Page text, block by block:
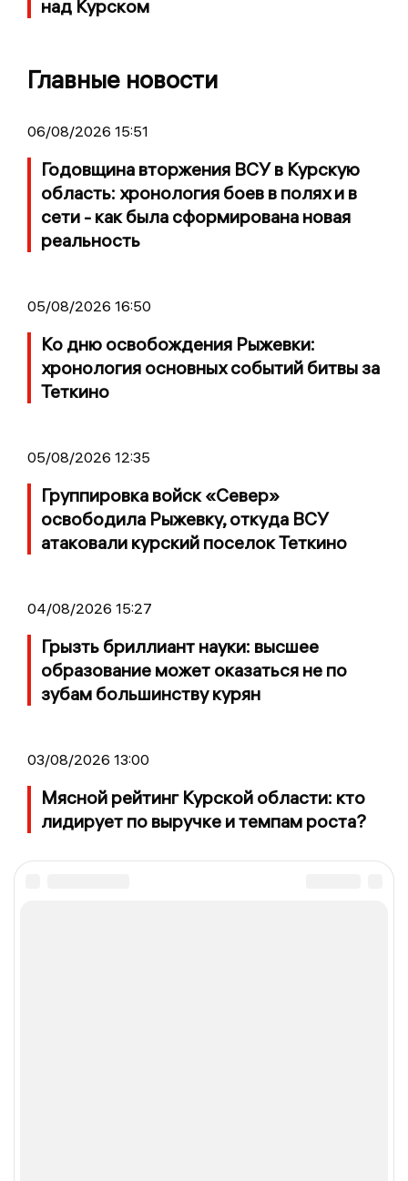
над Курском
Главные новости
06/08/2026 15:51
Годовщина вторжения ВСУ в Курскую
область: хронология боев в полях и в
сети - как была сформирована новая
реальность
05/08/2026 16:50
Ко дню освобождения Рыжевки:
хронология основных событий битвы за
Теткино
05/08/2026 12:35
Группировка войск «Север»
освободила Рыжевку, откуда ВСУ
атаковали курский поселок Теткино
04/08/2026 15:27
Грызть бриллиант науки: высшее
образование может оказаться не по
зубам большинству курян
03/08/2026 13:00
Мясной рейтинг Курской области: кто
лидирует по выручке и темпам роста?